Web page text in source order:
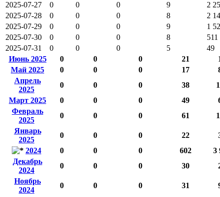
2025-07-27
0 0 0 9
2
2025-07-28
0 0 0 8
2
2025-07-29
0 0 0 9
1
2025-07-30
0 0 0 8
511
2025-07-31
0 0 0 5
49
Июнь 2025
0 0 0 21
Май 2025
0 0 0 17
Апрель
2025
0 0 0 38
Март 2025
0 0 0 49
Февраль
2025
0 0 0 61
Январь
2025
0 0 0 22
2024
0 0 0 602
3
Декабрь
2024
0 0 0 30
Ноябрь
2024
0 0 0 31